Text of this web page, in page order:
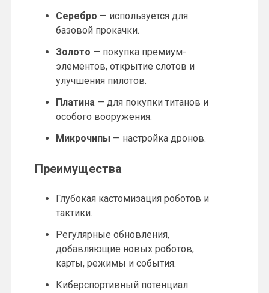
Серебро — используется для
базовой прокачки.
Золото — покупка премиум-
элементов, открытие слотов и
улучшения пилотов.
Платина — для покупки титанов и
особого вооружения.
Микрочипы — настройка дронов.
Преимущества
Глубокая кастомизация роботов и
тактики.
Регулярные обновления,
добавляющие новых роботов,
карты, режимы и события.
Киберспортивный потенциал